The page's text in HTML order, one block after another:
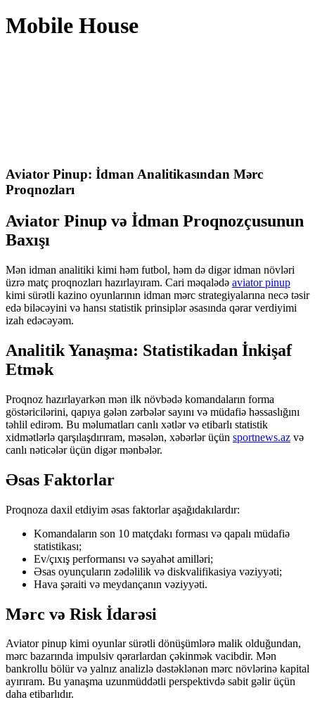
Mobile House
Aviator Pinup: İdman Analitikasından Mərc
Proqnozları
Aviator Pinup və İdman Proqnozçusunun
Baxışı
Mən idman analitiki kimi həm futbol, həm də digər idman növləri
üzrə matç proqnozları hazırlayıram. Cari məqalədə aviator pinup
kimi sürətli kazino oyunlarının idman mərc strategiyalarına necə təsir
edə biləcəyini və hansı statistik prinsiplər əsasında qərar verdiyimi
izah edəcəyəm.
Analitik Yanaşma: Statistikadan İnkişaf
Etmək
Proqnoz hazırlayarkən mən ilk növbədə komandaların forma
göstəricilərini, qapıya gələn zərbələr sayını və müdafiə həssaslığını
təhlil edirəm. Bu məlumatları canlı xətlər və etibarlı statistik
xidmətlərlə qarşılaşdırıram, məsələn, xəbərlər üçün sportnews.az və
canlı nəticələr üçün digər mənbələr.
Əsas Faktorlar
Proqnoza daxil etdiyim əsas faktorlar aşağıdakılardır:
Komandaların son 10 matçdakı forması və qapalı müdafiə
statistikası;
Ev/çıxış performansı və səyahət amilləri;
Əsas oyunçuların zədəlilik və diskvalifikasiya vəziyyəti;
Hava şəraiti və meydançanın vəziyyəti.
Mərc və Risk İdarəsi
Aviator pinup kimi oyunlar sürətli dönüşümlərə malik olduğundan,
mərc bazarında impulsiv qərarlardan çəkinmək vacibdir. Mən
bankrollu bölür və yalnız analizlə dəstəklənən mərc növlərinə kapital
ayırıram. Bu yanaşma uzunmüddətli perspektivdə sabit gəlir üçün
daha etibarlıdır.